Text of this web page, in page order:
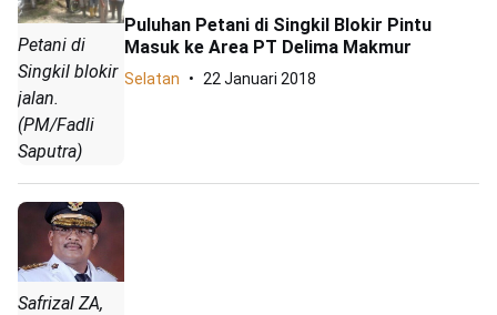
Petani di
Singkil blokir
jalan.
(PM/Fadli
Saputra)
Puluhan Petani di Singkil Blokir Pintu
Masuk ke Area PT Delima Makmur
Selatan 22 Januari 2018
Safrizal ZA,